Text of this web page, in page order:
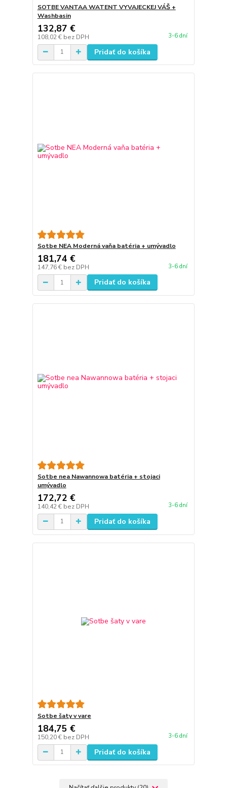
SOTBE VANTAA WATENT VYVAJECKEJ VÁŠ +
Washbasin
132,87 €
108,02 € bez DPH 3-6 dní
Pridať do košíka
Sotbe NEA Moderná vaňa batéria + umývadlo
181,74 €
147,76 € bez DPH 3-6 dní
Pridať do košíka
Sotbe nea Nawannowa batéria + stojaci
umývadlo
172,72 €
140,42 € bez DPH 3-6 dní
Pridať do košíka
Sotbe šaty v vare
184,75 €
150,20 € bez DPH 3-6 dní
Pridať do košíka